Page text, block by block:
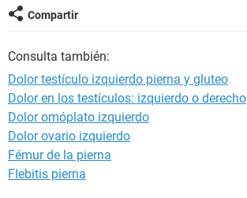
Compartir
Consulta también:
Dolor testículo izquierdo pierna y gluteo
Dolor en los testículos: izquierdo o derecho
Dolor omóplato izquierdo
Dolor ovario izquierdo
Fémur de la pierna
Flebitis pierna